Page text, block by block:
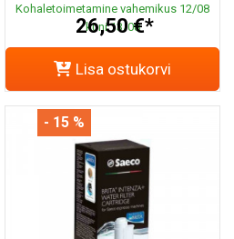
Kohaletoimetamine vahemikus 12/08
kuni 13/08
26,50 €*
Lisa ostukorvi
- 15 %